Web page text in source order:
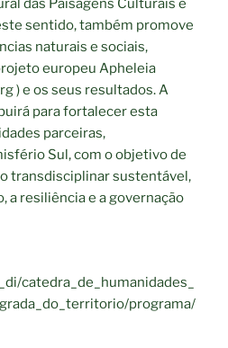
das Paisagens Culturais e
sentido, também promove
naturais e sociais,
europeu Apheleia
) e os seus resultados. A
para fortalecer esta
parceiras,
Sul, com o objetivo de
transdisciplinar sustentável,
a resiliência e a governação
catedra_de_humanidades_
programa/